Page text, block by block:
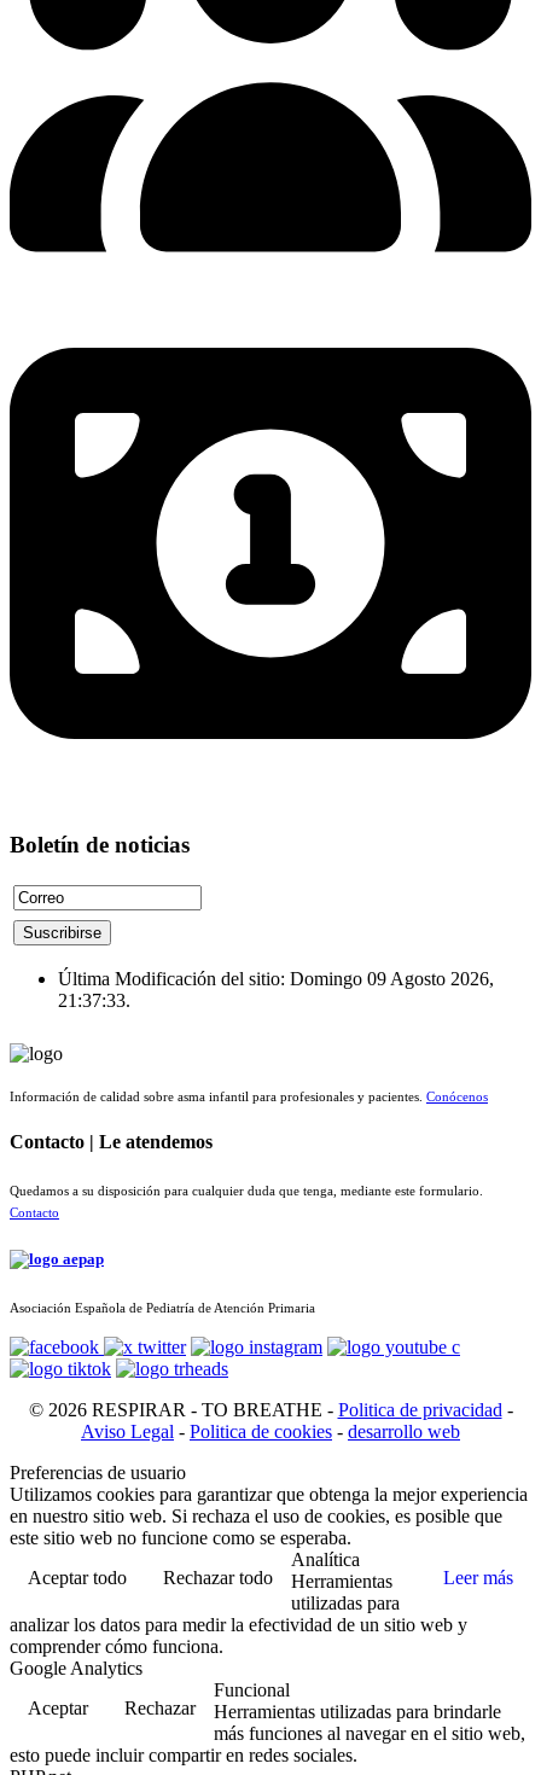
Boletín de noticias
Última Modificación del sitio: Domingo 09 Agosto 2026,
21:37:33.
Información de calidad sobre asma infantil para profesionales y pacientes. Conócenos
Contacto | Le atendemos
Quedamos a su disposición para cualquier duda que tenga, mediante este formulario.
Contacto
Asociación Española de Pediatría de Atención Primaria
© 2026 RESPIRAR - TO BREATHE - Politica de privacidad -
Aviso Legal - Politica de cookies - desarrollo web
Preferencias de usuario
Utilizamos cookies para garantizar que obtenga la mejor experiencia
en nuestro sitio web. Si rechaza el uso de cookies, es posible que
este sitio web no funcione como se esperaba.
Aceptar todo
Rechazar todo Leer más
Analítica
Herramientas
utilizadas para
analizar los datos para medir la efectividad de un sitio web y
comprender cómo funciona.
Google Analytics
Aceptar
Rechazar
Funcional
Herramientas utilizadas para brindarle
más funciones al navegar en el sitio web,
esto puede incluir compartir en redes sociales.